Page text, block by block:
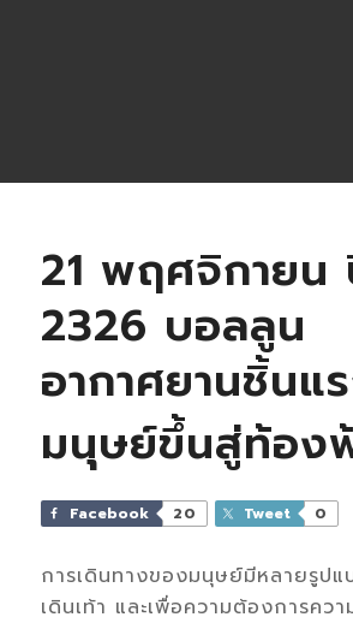
21 พฤศจิกายน
2326 บอลลูน
อากาศยานชิ้นแ
มนุษย์ขึ้นสู่ท้อง
Facebook 20 Tweet 0
การเดินทางของมนุษย์มีหลายรูปแ
เดินเท้า และเพื่อความต้องการคว